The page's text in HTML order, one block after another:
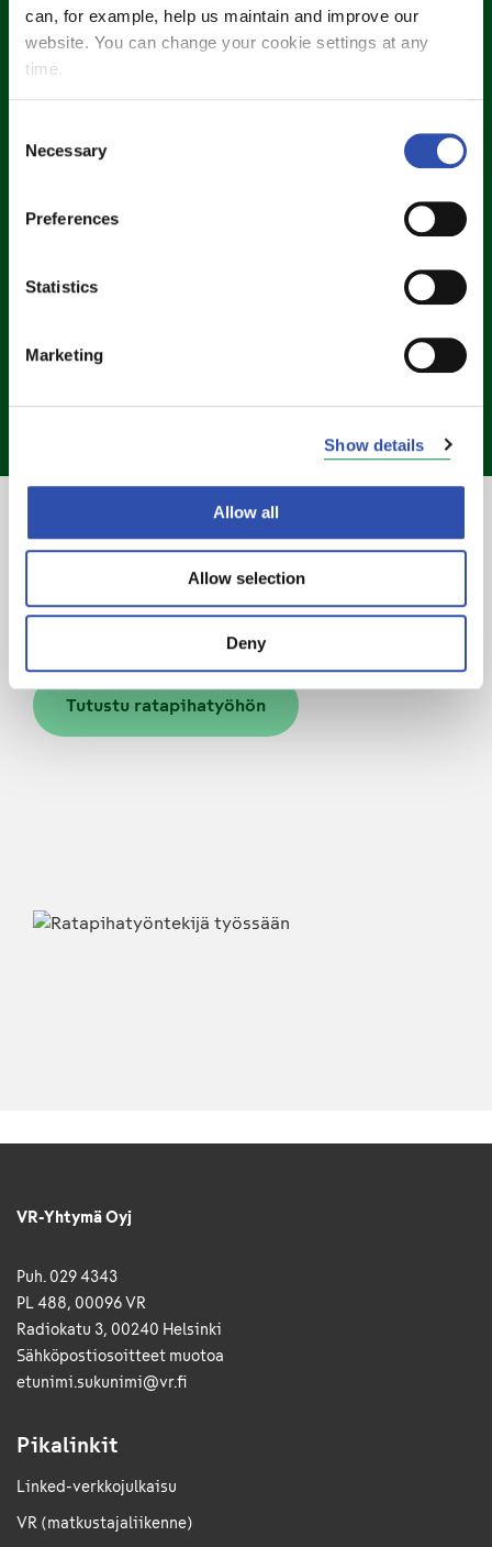
can, for example, help us maintain and improve our
website. You can change your cookie settings at any
time.
Selection
Necessary
Preferences
Statistics
Marketing
Show details
Allow all
Allow selection
Deny
Lisätietoja löydät VR Groupin
Olisiko sinusta
ratapihojen
ammattilaiseksi?
Tutustu ratapihatyöhön
VR-Yhtymä Oyj
Puh. 029 4343
PL 488, 00096 VR
Radiokatu 3, 00240 Helsinki
Sähkö­posti­osoitteet muotoa
etunimi.sukunimi@vr.fi
Pikalinkit
Linked-verkkojulkaisu
VR (matkustajaliikenne)